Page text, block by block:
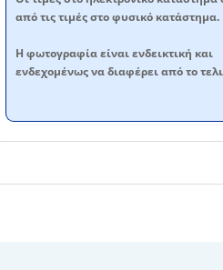
από τις τιμές στο φυσικό κατάστημα.
Η φωτογραφία είναι ενδεικτική και
ενδεχομένως να διαφέρει από το